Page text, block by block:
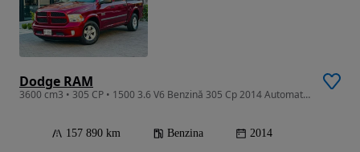
Dodge RAM
3600 cm3 • 305 CP • 1500 3.6 V6 Benzină 305 Cp 2014 Automata 4x4
157 890 km Benzina 2014